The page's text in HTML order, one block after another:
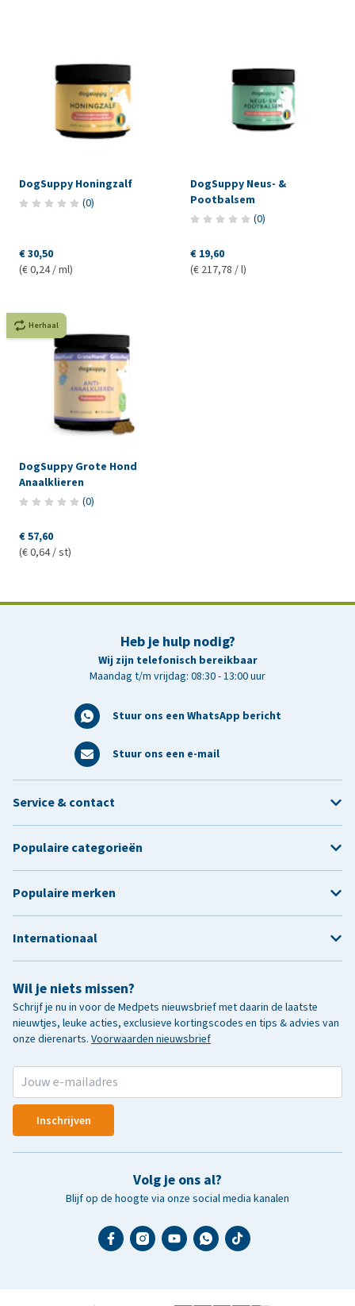
DogSuppy Honingzalf
(0)
€ 30,50
(€ 0,24 / ml)
DogSuppy Neus- &
Pootbalsem
(0)
€ 19,60
(€ 217,78 / l)
Herhaal
DogSuppy Grote Hond
Anaalklieren
(0)
€ 57,60
(€ 0,64 / st)
Heb je hulp nodig?
Wij zijn telefonisch bereikbaar
Maandag t/m vrijdag: 08:30 - 13:00 uur
Stuur ons een WhatsApp bericht
Stuur ons een e-mail
Wil je niets missen?
Schrijf je nu in voor de Medpets nieuwsbrief met daarin de laatste
nieuwtjes, leuke acties, exclusieve kortingscodes en tips & advies van
onze dierenarts. Voorwaarden nieuwsbrief
Inschrijven
Volg je ons al?
Blijf op de hoogte via onze social media kanalen
Service & contact
Populaire categorieën
Populaire merken
Internationaal